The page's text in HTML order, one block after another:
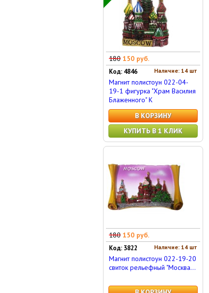
180 150 руб.
Наличие: 14 шт
Код: 4846
Магнит полистоун 022-04-
19-1 фигурка "Храм Василия
Блаженного" К
В КОРЗИНУ
КУПИТЬ В 1 КЛИК
180 150 руб.
Наличие: 14 шт
Код: 3822
Магнит полистоун 022-19-20
свиток рельефный "Москва...